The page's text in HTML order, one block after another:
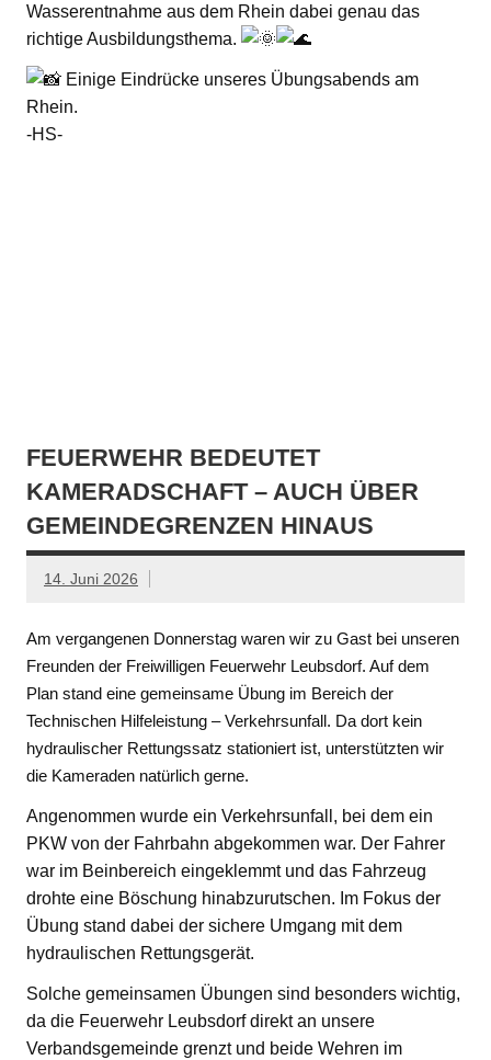
Wasserentnahme aus dem Rhein dabei genau das
richtige Ausbildungsthema.
Einige Eindrücke unseres Übungsabends am
Rhein.
-HS-
FEUERWEHR BEDEUTET
KAMERADSCHAFT – AUCH ÜBER
GEMEINDEGRENZEN HINAUS
14. Juni 2026
Am vergangenen Donnerstag waren wir zu Gast bei unseren
Freunden der Freiwilligen Feuerwehr Leubsdorf. Auf dem
Plan stand eine gemeinsame Übung im Bereich der
Technischen Hilfeleistung – Verkehrsunfall. Da dort kein
hydraulischer Rettungssatz stationiert ist, unterstützten wir
die Kameraden natürlich gerne.
Angenommen wurde ein Verkehrsunfall, bei dem ein
PKW von der Fahrbahn abgekommen war. Der Fahrer
war im Beinbereich eingeklemmt und das Fahrzeug
drohte eine Böschung hinabzurutschen. Im Fokus der
Übung stand dabei der sichere Umgang mit dem
hydraulischen Rettungsgerät.
Solche gemeinsamen Übungen sind besonders wichtig,
da die Feuerwehr Leubsdorf direkt an unsere
Verbandsgemeinde grenzt und beide Wehren im